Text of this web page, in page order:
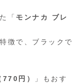
「 モンナカ ブレ
徴で、ブラックで
円）
」もおす